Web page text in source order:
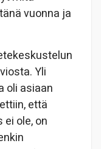
vuonna ja
Yli
oli asiaan
että
ei ole, on